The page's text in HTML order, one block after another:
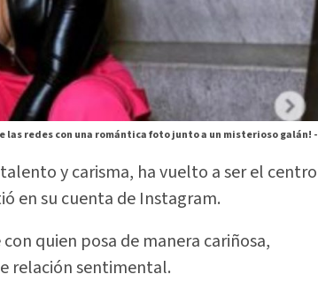
las redes con una romántica foto junto a un misterioso galán! -
y carisma, ha vuelto a ser el centro
en su cuenta de Instagram.
quien posa de manera cariñosa,
relación sentimental.